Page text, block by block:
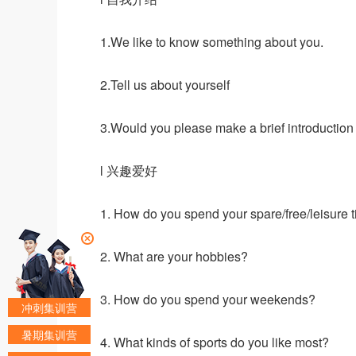
1.We like to know something about you.
2.Tell us about yourself
3.Would you please make a brief
l 兴趣爱好
1. How do you spend your spare/free/leisure
2. What are your hobbies?
3. How do you spend your weekends?
4. What kinds of sports do you like most?
冲刺集训营
暑期集训营